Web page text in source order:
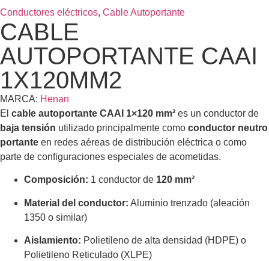
Conductores eléctricos, Cable Autoportante
CABLE
AUTOPORTANTE CAAI
1X120MM2
MARCA: Henan
El cable autoportante CAAI 1×120 mm² es un conductor de
baja tensión utilizado principalmente como conductor neutro
portante en redes aéreas de distribución eléctrica o como
parte de configuraciones especiales de acometidas.
Composición: 1 conductor de 120 mm²
Material del conductor: Aluminio trenzado (aleación
1350 o similar)
Aislamiento: Polietileno de alta densidad (HDPE) o
Polietileno Reticulado (XLPE)